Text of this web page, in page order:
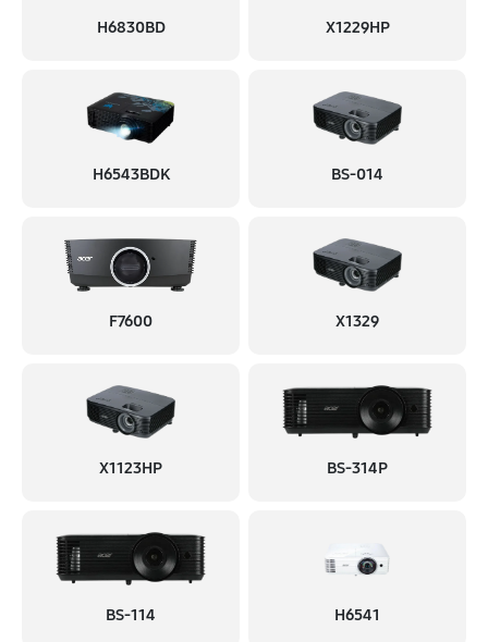
H6830BD X1229HP
H6543BDK BS-014
F7600 X1329
X1123HP BS-314P
BS-114 H6541